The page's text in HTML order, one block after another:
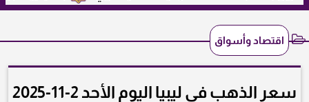
اقتصاد وأسواق
سعر الذهب في ليبيا اليوم الأحد 2-11-2025